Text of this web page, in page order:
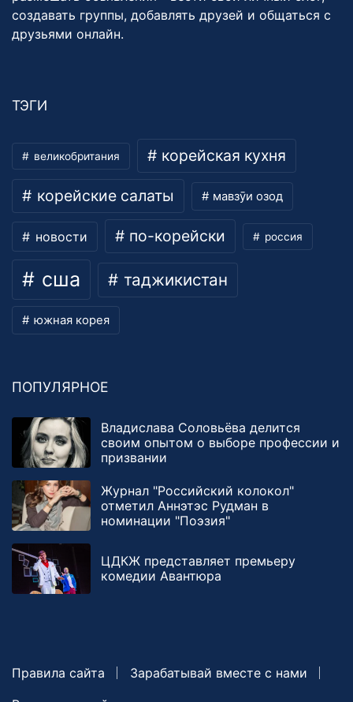
создавать группы, добавлять друзей и общаться с
друзьями онлайн.
ТЭГИ
великобритания корейская кухня
корейские салаты мавзӯи озод
новости по-корейски россия
сша таджикистан
южная корея
ПОПУЛЯРНОЕ
Владислава Соловьёва делится
своим опытом о выборе профессии и
призвании
Журнал "Российский колокол"
отметил Аннэтэс Рудман в
номинации "Поэзия"
ЦДКЖ представляет премьеру
комедии Авантюра
Правила сайта
Зарабатывай вместе с нами